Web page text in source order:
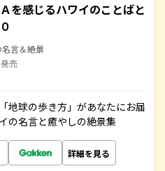
を感じるハワイのことばと
名言＆絶景
売
地球の歩き方」があなたにお届
の名言と癒やしの絶景集
詳細を見る